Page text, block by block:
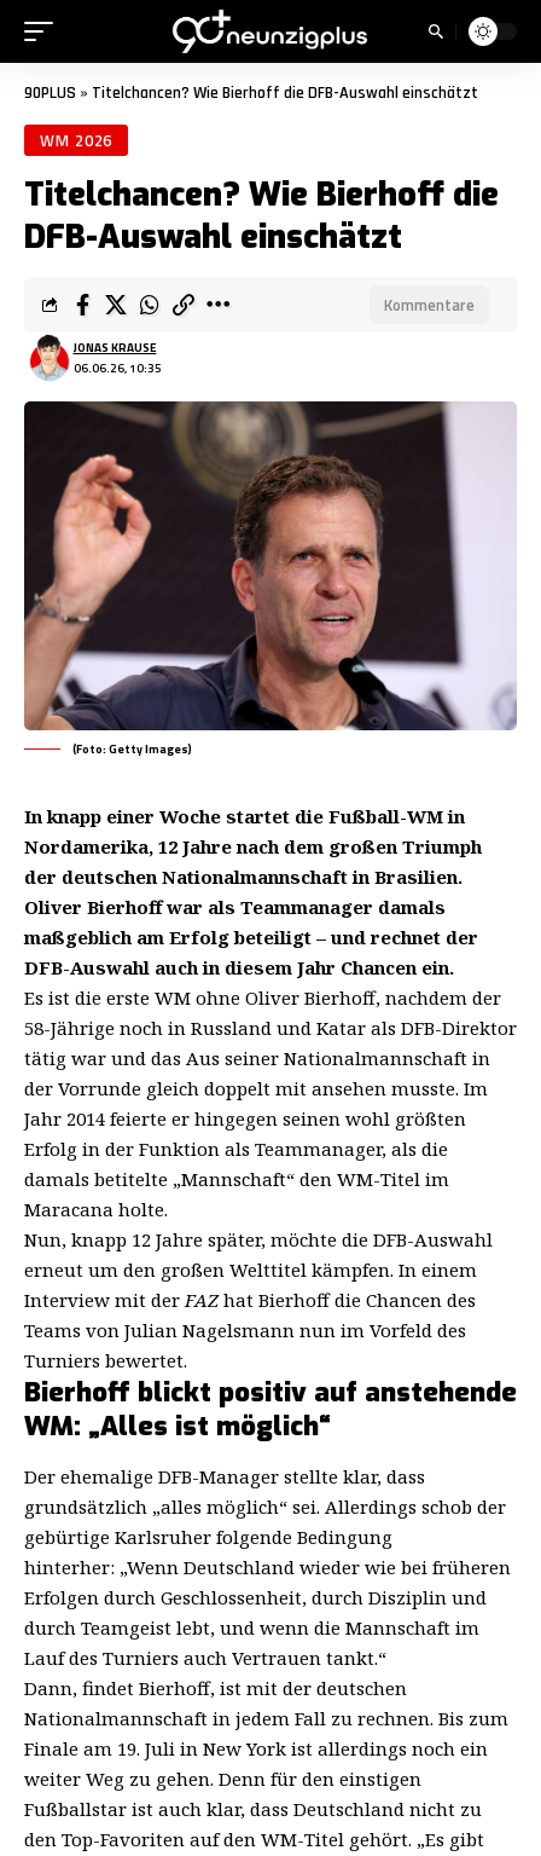
90PLUS » Titelchancen? Wie Bierhoff die DFB-Auswahl einschätzt
WM 2026
Titelchancen? Wie Bierhoff die
DFB-Auswahl einschätzt
06.06.26, 10:35
JONAS KRAUSE
Kommentare
(Foto: Getty Images)
In knapp einer Woche startet die Fußball-WM in
Nordamerika, 12 Jahre nach dem großen Triumph
der deutschen Nationalmannschaft in Brasilien.
Oliver Bierhoff war als Teammanager damals
maßgeblich am Erfolg beteiligt – und rechnet der
DFB-Auswahl auch in diesem Jahr Chancen ein.
Es ist die erste WM ohne Oliver Bierhoff, nachdem der
58-Jährige noch in Russland und Katar als DFB-Direktor
tätig war und das Aus seiner Nationalmannschaft in
der Vorrunde gleich doppelt mit ansehen musste. Im
Jahr 2014 feierte er hingegen seinen wohl größten
Erfolg in der Funktion als Teammanager, als die
damals betitelte „Mannschaft“ den WM-Titel im
Maracana holte.
Nun, knapp 12 Jahre später, möchte die DFB-Auswahl
erneut um den großen Welttitel kämpfen. In einem
Interview mit derFAZhat Bierhoff die Chancen des
Teams von Julian Nagelsmann nun im Vorfeld des
Turniers bewertet.
Bierhoff blickt positiv auf anstehende
WM: „Alles ist möglich“
Der ehemalige DFB-Manager stellte klar, dass
grundsätzlich „alles möglich“ sei. Allerdings schob der
gebürtige Karlsruher folgende Bedingung
hinterher: „Wenn Deutschland wieder wie bei früheren
Erfolgen durch Geschlossenheit, durch Disziplin und
durch Teamgeist lebt, und wenn die Mannschaft im
Lauf des Turniers auch Vertrauen tankt.“
Dann, findet Bierhoff, ist mit der deutschen
Nationalmannschaft in jedem Fall zu rechnen. Bis zum
Finale am 19. Juli in New York ist allerdings noch ein
weiter Weg zu gehen. Denn für den einstigen
Fußballstar ist auch klar, dass Deutschland nicht zu
den Top-Favoriten auf den WM-Titel gehört. „Es gibt